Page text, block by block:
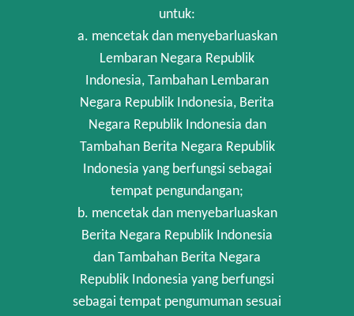
untuk:
a. mencetak dan menyebarluaskan
Lembaran Negara Republik
Indonesia, Tambahan Lembaran
Negara Republik Indonesia, Berita
Negara Republik Indonesia dan
Tambahan Berita Negara Republik
Indonesia yang berfungsi sebagai
tempat pengundangan;
b. mencetak dan menyebarluaskan
Berita Negara Republik Indonesia
dan Tambahan Berita Negara
Republik Indonesia yang berfungsi
sebagai tempat pengumuman sesuai